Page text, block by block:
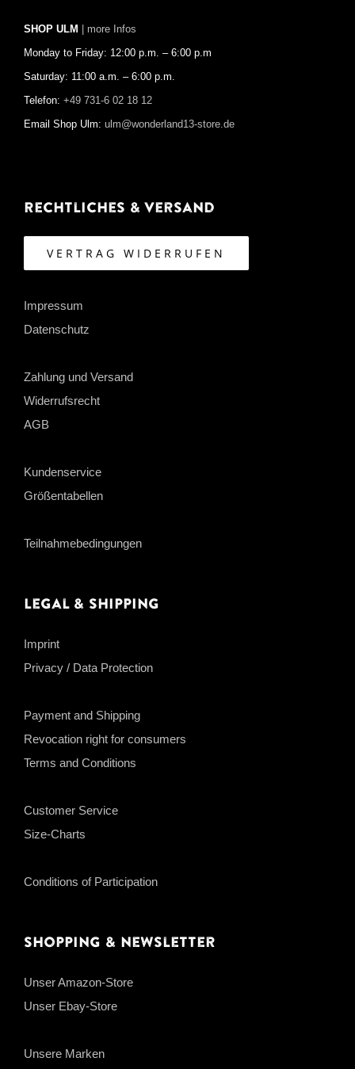
SHOP ULM | more Infos
Monday to Friday: 12:00 p.m. – 6:00 p.m
Saturday: 11:00 a.m. – 6:00 p.m.
Telefon: +49 731-6 02 18 12
Email Shop Ulm: ulm@wonderland13-store.de
Rechtliches & Versand
VERTRAG WIDERRUFEN
Impressum
Datenschutz
Zahlung und Versand
Widerrufsrecht
AGB
Kundenservice
Größentabellen
Teilnahmebedingungen
Legal & Shipping
Imprint
Privacy / Data Protection
Payment and Shipping
Revocation right for consumers
Terms and Conditions
Customer Service
Size-Charts
Conditions of Participation
Shopping & Newsletter
Unser Amazon-Store
Unser Ebay-Store
Unsere Marken